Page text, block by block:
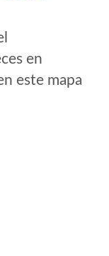
en
este mapa